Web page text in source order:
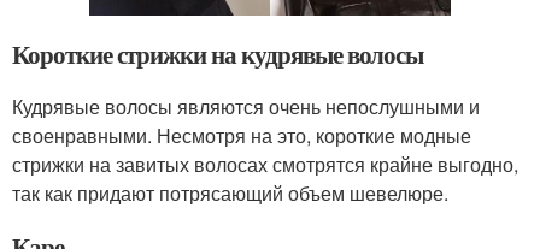
Короткие стрижки на кудрявые волосы
Кудрявые волосы являются очень непослушными и
своенравными. Несмотря на это, короткие модные
стрижки на завитых волосах смотрятся крайне выгодно,
так как придают потрясающий объем шевелюре.